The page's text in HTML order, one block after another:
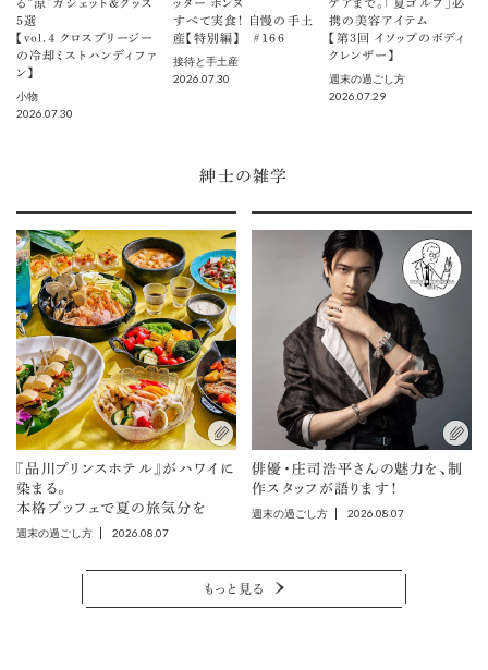
る“涼”ガジェット＆グッズ
5選
【vol.４ クロスブリージー
の冷却ミストハンディファ
ン】
小物
2026.07.30
ッター ボンヌ
すべて実食！ 自慢の手土
産【特別編】 ＃166
接待と手土産
2026.07.30
ケアまで。「夏ゴルフ」必
携の美容アイテム
【第3回 イソップのボディ
クレンザー】
週末の過ごし方
2026.07.29
紳士の雑学
『品川プリンスホテル』がハワイに
染まる。
本格ブッフェで夏の旅気分を
週末の過ごし方 2026.08.07
俳優・庄司浩平さんの魅力を、制
作スタッフが語ります！
週末の過ごし方 2026.08.07
もっと見る